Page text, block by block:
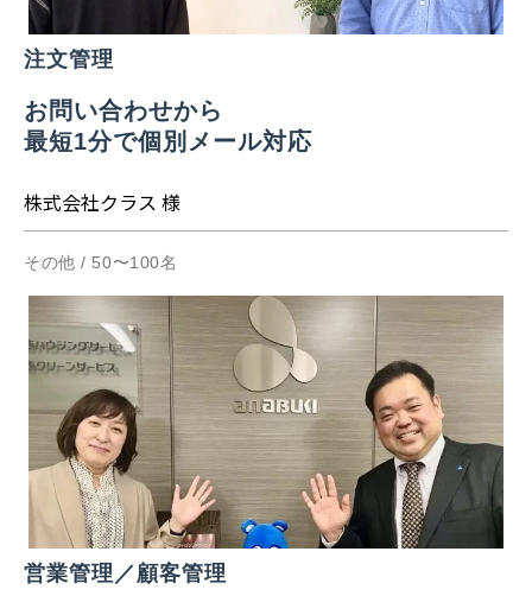
注文管理
お問い合わせから
最短1分で個別メール対応
株式会社クラス 様
その他 / 50〜100名
営業管理／顧客管理